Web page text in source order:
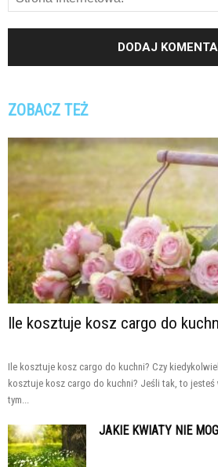
ZOBACZ TEŻ
Ile kosztuje kosz cargo do
Ile kosztuje kosz cargo do kuchni? Czy
kosztuje kosz cargo do kuchni? Jeśli tak, to jesteś
tym...
JAKIE KWIATY NIE